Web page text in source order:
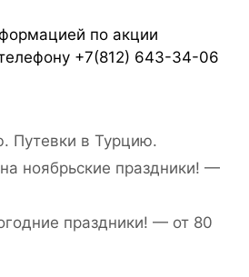
по акции
+7(812) 643-34-06
Путевки в Турцию.
ноябрьские праздники! —
праздники! — от 80